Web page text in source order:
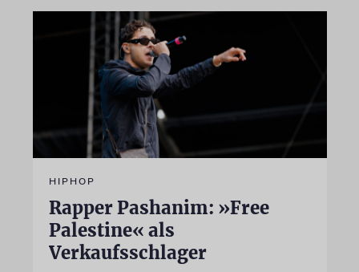
HIPHOP
Rapper Pashanim: »Free
Palestine« als
Verkaufsschlager